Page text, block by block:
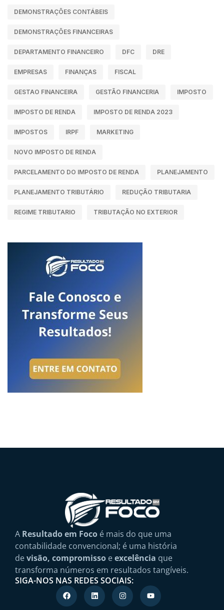
DEMONSTRAÇÕES CONTÁBEIS
DEMONSTRAÇÕES FINANCEIRAS
DEPARTAMENTO FINANCEIRO DFC DRE
EMPRESAS FINANÇAS FISCAL
GESTAO FINANCEIRA GESTÃO FINANCERIA IMPOSTO
IMPOSTO DE RENDA IMPOSTO DE RENDA 2023
IMPOSTOS IRPF MARKETING
NOVO IMPOSTO DE RENDA
PARCELAMENTO DO IMPOSTO DE RENDA PLANEJAMENTO
PLANEJAMENTO TRIBUTÁRIO REDUÇÃO TRIBUTARIA
REGIME TRIBUTARIO TRIBUTAÇÃO NO EXTERIOR
A Resultado em Foco é mais do que uma
contabilidade convencional; é uma história
devisão, compromisso eexcelência que
transforma números em resultados tangíveis.
SIGA-NOS NAS REDES SOCIAIS: